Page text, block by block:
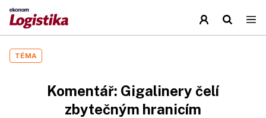
TÉMA
Komentář: Gigalinery čelí
zbytečným hranicím